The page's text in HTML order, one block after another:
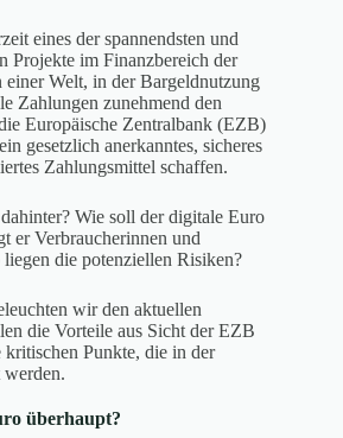
eines der spannendsten und
Projekte im Finanzbereich der
Welt, in der Bargeldnutzung
Zahlungen zunehmend den
Europäische Zentralbank (EZB)
gesetzlich anerkanntes, sicheres
Zahlungsmittel schaffen.
Wie soll der digitale Euro
er Verbraucherinnen und
die potenziellen Risiken?
wir den aktuellen
die Vorteile aus Sicht der EZB
kritischen Punkte, die in der
überhaupt?